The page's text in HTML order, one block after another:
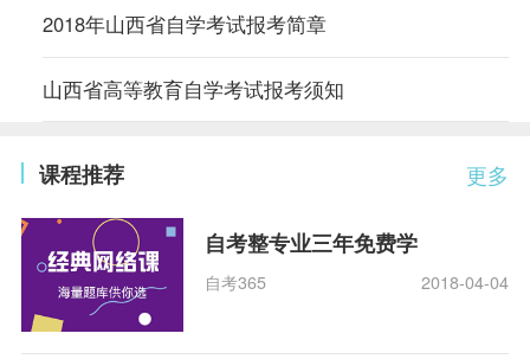
2018年山西省自学考试报考简章
山西省高等教育自学考试报考须知
更多
课程推荐
自考整专业三年免费学
自考365 2018-04-04